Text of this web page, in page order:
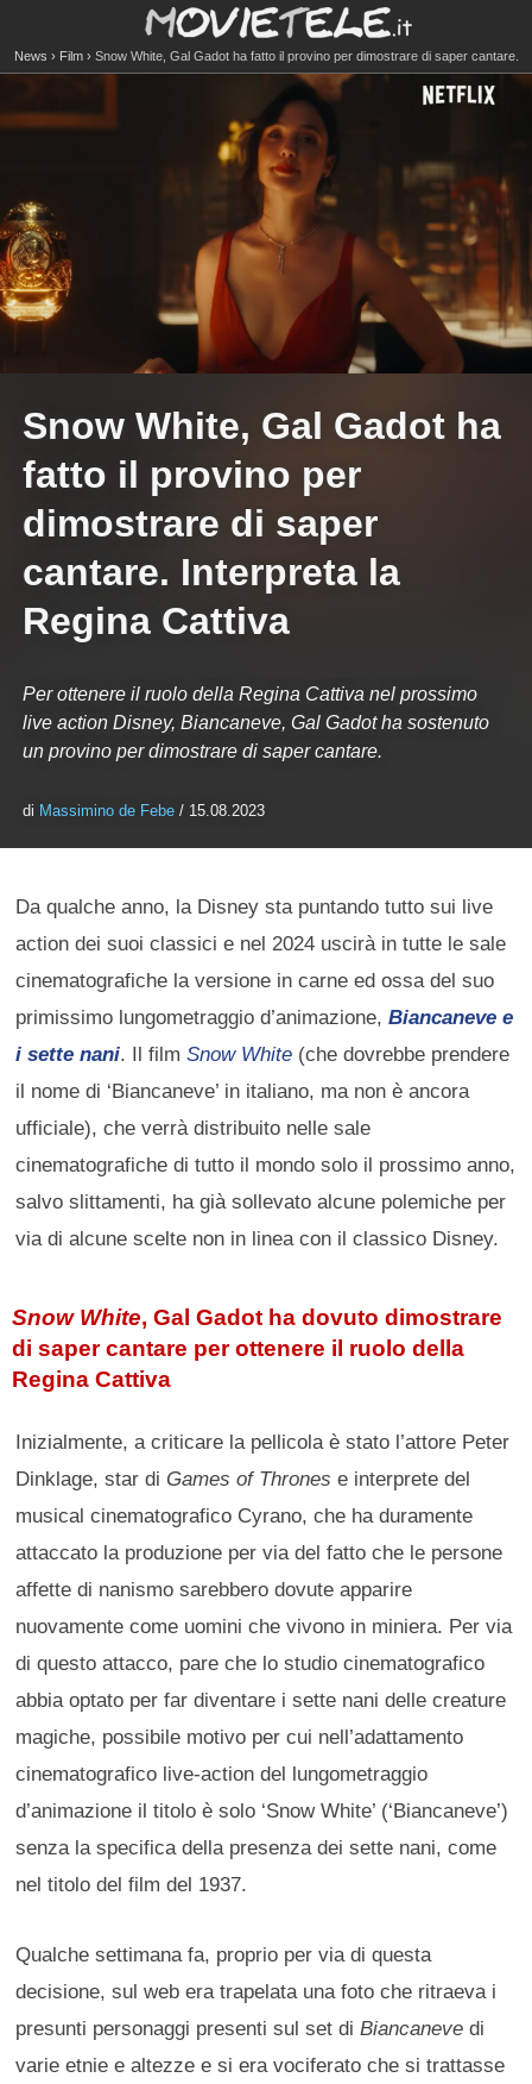
News Film
Snow White, Gal Gadot ha fatto il provino per dimostrare di saper cantare.
Interpreta la Regina Cattiva
Snow White, Gal Gadot ha
fatto il provino per
dimostrare di saper
cantare. Interpreta la
Regina Cattiva
Per ottenere il ruolo della Regina Cattiva nel prossimo
live action Disney, Biancaneve, Gal Gadot ha sostenuto
un provino per dimostrare di saper cantare.
di Massimino de Febe / 15.08.2023
Da qualche anno, la Disney sta puntando tutto sui live
action dei suoi classici e nel 2024 uscirà in tutte le sale
cinematografiche la versione in carne ed ossa del suo
primissimo lungometraggio d’animazione,Biancaneve e
i sette nani. Il filmSnow White (che dovrebbe prendere
il nome di ‘Biancaneve’ in italiano, ma non è ancora
ufficiale), che verrà distribuito nelle sale
cinematografiche di tutto il mondo solo il prossimo anno,
salvo slittamenti, ha già sollevato alcune polemiche per
via di alcune scelte non in linea con il classico Disney.
Snow White, Gal Gadot ha dovuto dimostrare
di saper cantare per ottenere il ruolo della
Regina Cattiva
Inizialmente, a criticare la pellicola è stato l’attore Peter
Dinklage, star di Games of Thrones e interprete del
musical cinematografico Cyrano, che ha duramente
attaccato la produzione per via del fatto che le persone
affette di nanismo sarebbero dovute apparire
nuovamente come uomini che vivono in miniera. Per via
di questo attacco, pare che lo studio cinematografico
abbia optato per far diventare i sette nani delle creature
magiche, possibile motivo per cui nell’adattamento
cinematografico live-action del lungometraggio
d’animazione il titolo è solo ‘Snow White’ (‘Biancaneve’)
senza la specifica della presenza dei sette nani, come
nel titolo del film del 1937.
Qualche settimana fa, proprio per via di questa
decisione, sul web era trapelata una foto che ritraeva i
presunti personaggi presenti sul set diBiancaneve di
varie etnie e altezze e si era vociferato che si trattasse